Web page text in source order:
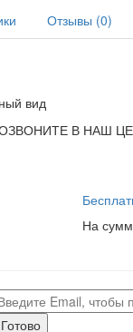
Отзывы (0)
вид
В НАШ
На
Готово